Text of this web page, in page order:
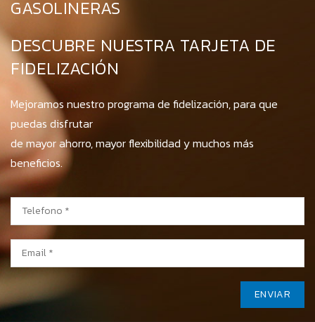
GASOLINERAS
DESCUBRE NUESTRA TARJETA DE
FIDELIZACIÓN
Mejoramos nuestro programa de fidelización, para que
puedas disfrutar
de mayor ahorro, mayor flexibilidad y muchos más
beneficios.